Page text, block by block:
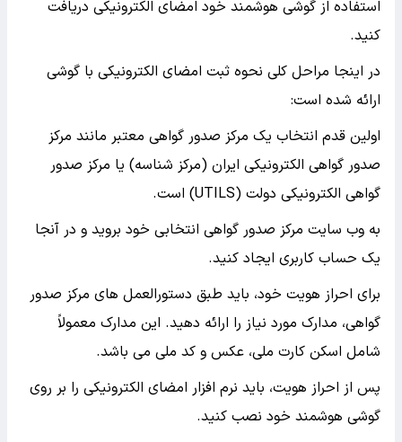
استفاده از گوشی هوشمند خود امضای الکترونیکی دریافت
کنید.
در اینجا مراحل کلی نحوه ثبت امضای الکترونیکی با گوشی
ارائه شده است:
اولین قدم انتخاب یک مرکز صدور گواهی معتبر مانند مرکز
صدور گواهی الکترونیکی ایران (مرکز شناسه) یا مرکز صدور
گواهی الکترونیکی دولت (UTILS) است.
به وب سایت مرکز صدور گواهی انتخابی خود بروید و در آنجا
یک حساب کاربری ایجاد کنید.
برای احراز هویت خود، باید طبق دستورالعمل های مرکز صدور
گواهی، مدارک مورد نیاز را ارائه دهید. این مدارک معمولاً
شامل اسکن کارت ملی، عکس و کد ملی می باشد.
پس از احراز هویت، باید نرم افزار امضای الکترونیکی را بر روی
گوشی هوشمند خود نصب کنید.